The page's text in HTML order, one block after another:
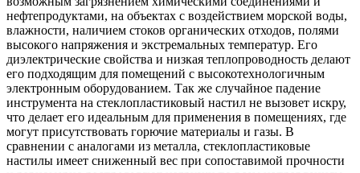
нефтепродуктами, на объектах с воздействием морской воды,
влажности, наличием стоков органических отходов, полями
высокого напряжения и экстремальных температур. Его
диэлектрические свойства и низкая теплопроводность делают
его подходящим для помещений с высокотехнологичным
электронным оборудованием. Так же случайное падение
инструмента на стеклопластиковый настил не вызовет искру,
что делает его идеальным для применения в помещениях, где
могут присутствовать горючие материалы и газы. В
сравнении с аналогами из металла, стеклопластиковые
настилы имеет сниженный вес при сопоставимой прочности